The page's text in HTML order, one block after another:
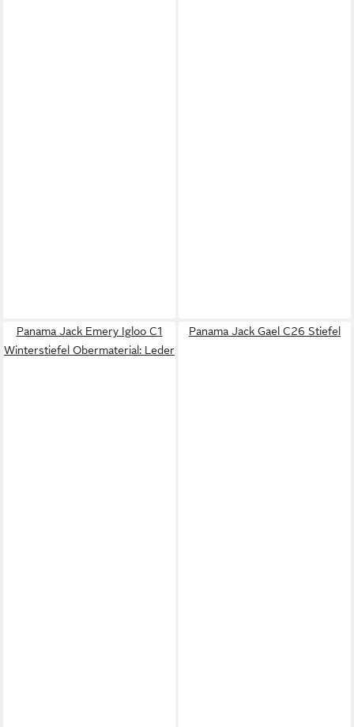
Panama Jack Emery Igloo C1
Winterstiefel Obermaterial: Leder
Panama Jack Gael C26 Stiefel